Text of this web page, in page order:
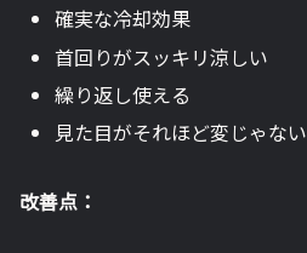
確実な冷却効果
首回りがスッキリ涼しい
繰り返し使える
見た目がそれほど変じゃない
改善点：